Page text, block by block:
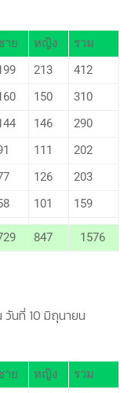
าย หญิง
รวม
213
412
150
310
146
290
111
202
126
203
101 159
847 1576
นที่ 10 มิถุนายน
าย หญิง
รวม